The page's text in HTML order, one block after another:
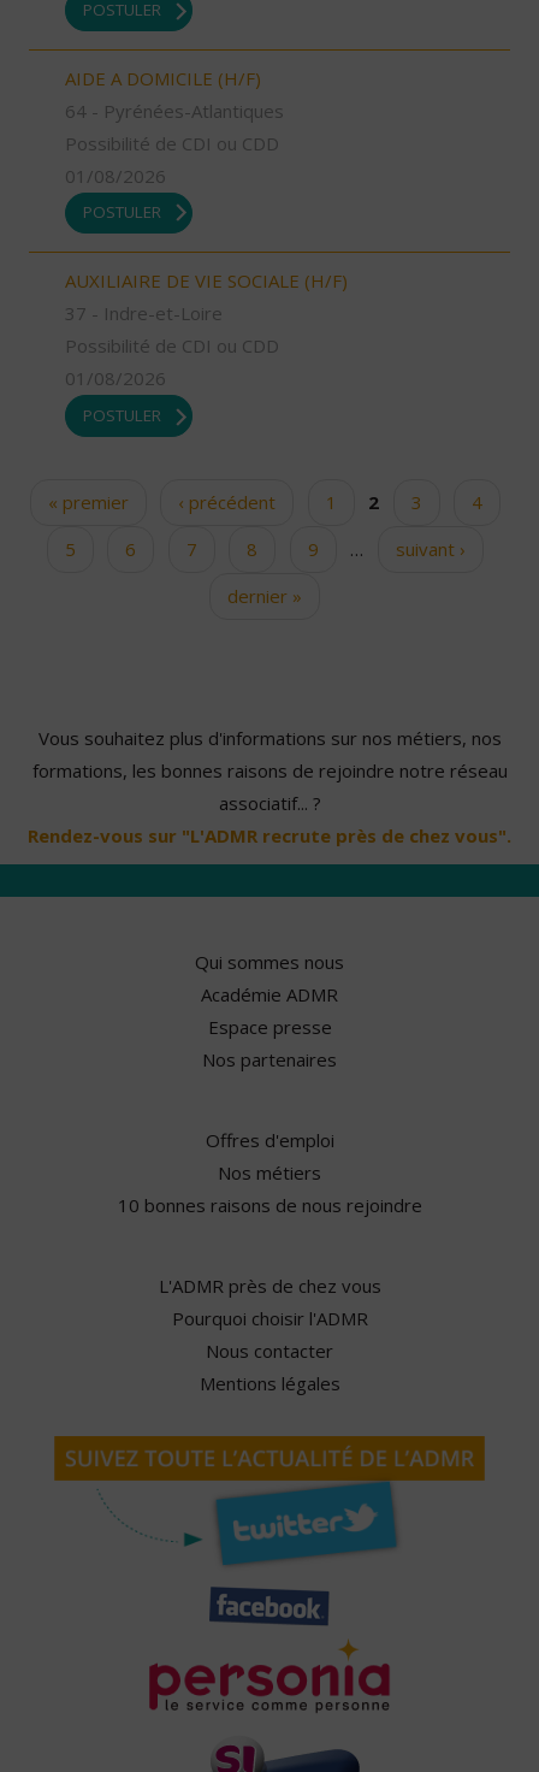
POSTULER
AIDE A DOMICILE (H/F)
64 - Pyrénées-Atlantiques
Possibilité de CDI ou CDD
01/08/2026
POSTULER
AUXILIAIRE DE VIE SOCIALE (H/F)
37 - Indre-et-Loire
Possibilité de CDI ou CDD
01/08/2026
POSTULER
Pages« premier ‹ précédent 1 2 3
4
5
6 7 8 9 …
suivant ›
dernier »
Vous souhaitez plus d'informations sur nos métiers, nos
formations, les bonnes raisons de rejoindre notre réseau
associatif... ?
Rendez-vous sur "L'ADMR recrute près de chez vous".
Qui sommes nous
Académie ADMR
Espace presse
Nos partenaires
Offres d'emploi
Nos métiers
10 bonnes raisons de nous rejoindre
L'ADMR près de chez vous
Pourquoi choisir l'ADMR
Nous contacter
Mentions légales